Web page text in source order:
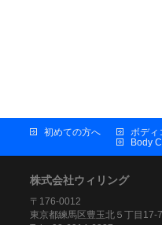
初めての方へ
ボディ
Body
株式会社ウィリング
〒176-0012
東京都練馬区豊玉北５丁目17-